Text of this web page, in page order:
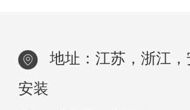
地址：江苏，浙江
安装